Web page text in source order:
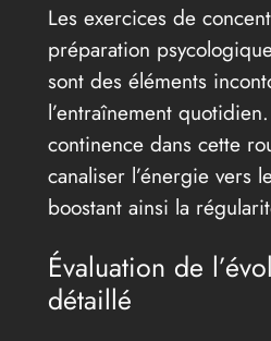
Les exercices de
préparation
sont des éléments
l’entraînement
continence dans cette
canaliser l’énergie vers
boostant ainsi la
Évaluation de
détaillé